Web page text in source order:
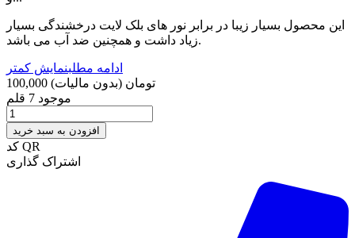
این محصول بسیار زیبا در برابر نور های بلک لایت درخشندگی بسیار
زیاد داشت و همچنین ضد آب می باشد.
ادامه مطلبنمایش کمتر
100,000 تومان (بدون مالیات)
موجود 7 قلم
افزودن به سبد خرید
کد QR
اشتراک گذاری